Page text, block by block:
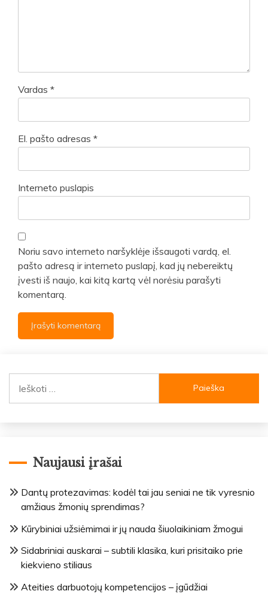
Vardas *
El. pašto adresas *
Interneto puslapis
Noriu savo interneto naršyklėje išsaugoti vardą, el.
pašto adresą ir interneto puslapį, kad jų nebereiktų
įvesti iš naujo, kai kitą kartą vėl norėsiu parašyti
komentarą.
Naujausi įrašai
Dantų protezavimas: kodėl tai jau seniai ne tik vyresnio
amžiaus žmonių sprendimas?
Kūrybiniai užsiėmimai ir jų nauda šiuolaikiniam žmogui
Sidabriniai auskarai – subtili klasika, kuri prisitaiko prie
kiekvieno stiliaus
Ateities darbuotojų kompetencijos – įgūdžiai